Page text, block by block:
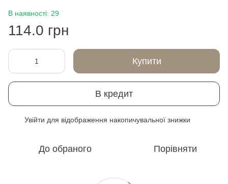
В наявності: 29
114.0 грн
Купити
В кредит
Увійти для відображення накопичувальної знижки
До обраного Порівняти